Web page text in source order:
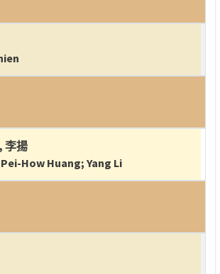
, 李揚
Pei-How Huang; Yang Li